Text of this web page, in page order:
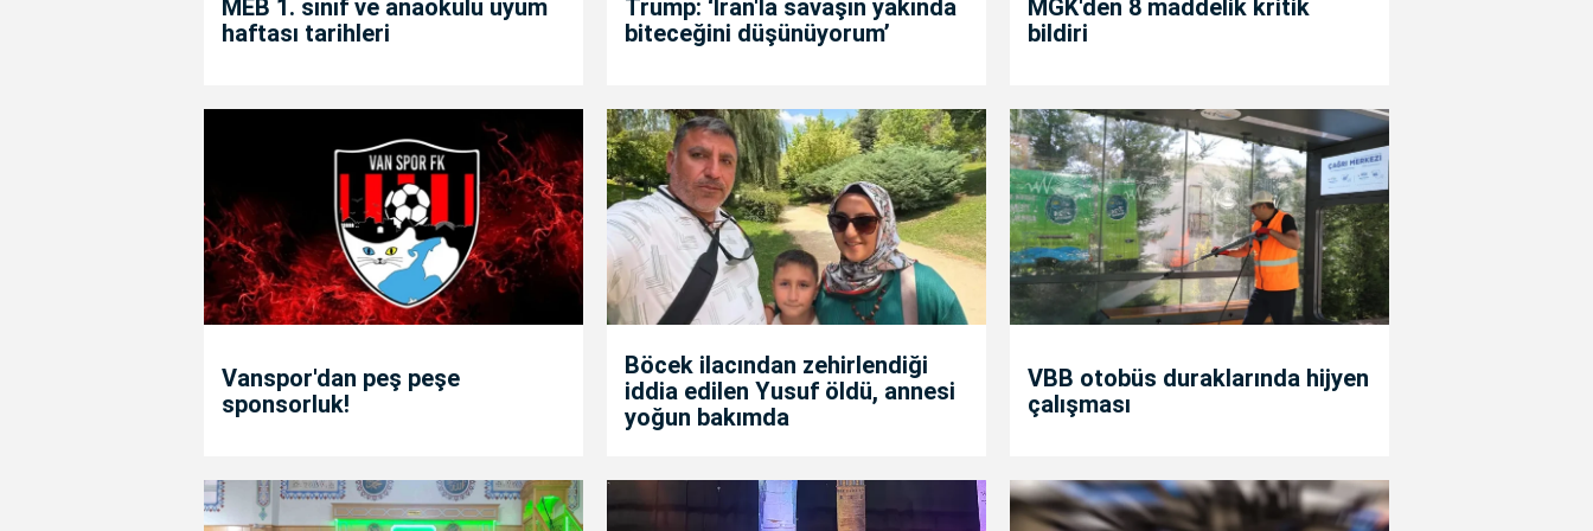
MEB 1. sınıf ve anaokulu uyum
haftası tarihleri
Trump: ‘İran'la savaşın yakında
biteceğini düşünüyorum’
MGK'den 8 maddelik kritik
bildiri
Vanspor'dan peş peşe
sponsorluk!
Böcek ilacından zehirlendiği
iddia edilen Yusuf öldü, annesi
yoğun bakımda
VBB otobüs duraklarında hijyen
çalışması